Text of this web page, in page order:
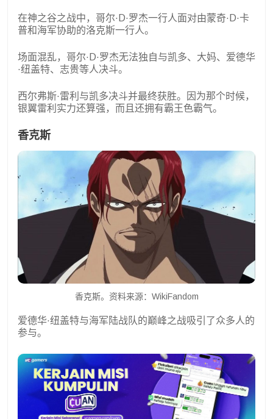
在神之谷之战中，哥尔·D·罗杰一行人面对由蒙奇·D·卡
普和海军协助的洛克斯一行人。
场面混乱，哥尔·D·罗杰无法独自与凯多、大妈、爱德华
·纽盖特、志贵等人决斗。
西尔弗斯·雷利与凯多决斗并最终获胜。因为那个时候，
银翼雷利实力还算强，而且还拥有霸王色霸气。
香克斯
香克斯。资料来源：WikiFandom
爱德华·纽盖特与海军陆战队的巅峰之战吸引了众多人的
参与。